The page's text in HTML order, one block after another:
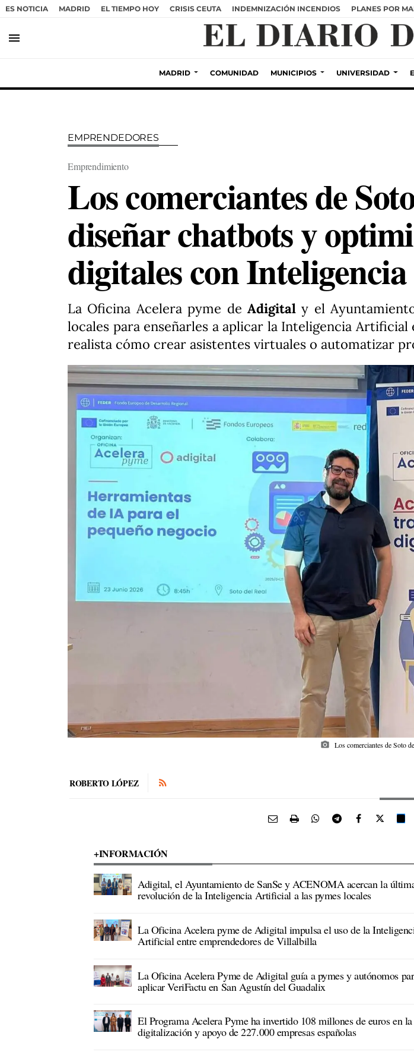
ES NOTICIA MADRID EL TIEMPO HOY CRISIS CEUTA INDEMNIZACIÓN INCENDIOS PLANES POR
menu
MADRID COMUNIDAD MUNICIPIOS UNIVERSIDAD
EMPRENDEDORES
Emprendimiento
Los comerciantes de
diseñar chatbots y
digitales con
La Oficina Acelera pyme deAdigital y el
locales para enseñarles a aplicar la Inteligencia
realista cómo crear asistentes virtuales o automatizar
photo_camera Los comerciantes de Soto
ROBERTO LÓPEZ
+INFORMACIÓN
Adigital, el Ayuntamiento de SanSe y ACENOMA acercan la
revolución de la Inteligencia Artificial a las pymes locales
La Oficina Acelera pyme de Adigital impulsa el uso de la
Artificial entre emprendedores de Villalbilla
La Oficina Acelera Pyme de Adigital guía a pymes y autónomos
aplicar VeriFactu en San Agustín del Guadalix
El Programa Acelera Pyme ha invertido 108 millones de euros en la
digitalización y apoyo de 227.000 empresas españolas